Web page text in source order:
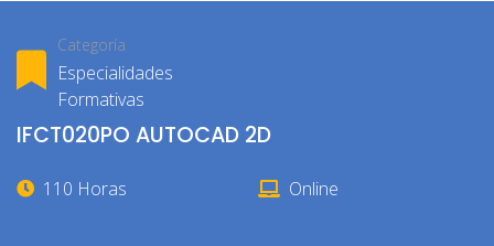
Categoría
Especialidades
Formativas
IFCT020PO AUTOCAD 2D
110 Horas Online